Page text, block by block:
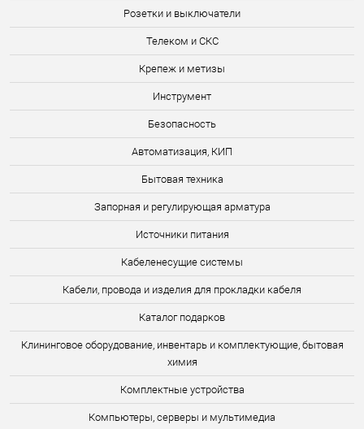
Розетки и выключатели
Телеком и СКС
Крепеж и метизы
Инструмент
Безопасность
Автоматизация, КИП
Бытовая техника
Запорная и регулирующая арматура
Источники питания
Кабеленесущие системы
Кабели, провода и изделия для прокладки кабеля
Каталог подарков
Клининговое оборудование, инвентарь и комплектующие, бытовая
химия
Комплектные устройства
Компьютеры, серверы и мультимедиа